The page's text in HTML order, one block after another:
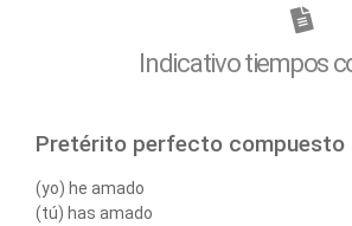
Indicativo tiempos
Pretérito perfecto compuesto
(yo) he amado
(tú) has amado